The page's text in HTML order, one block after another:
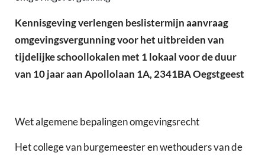
Kennisgeving verlengen beslistermijn aanvraag
omgevingsvergunning voor het uitbreiden van
tijdelijke schoollokalen met 1 lokaal voor de duur
van 10 jaar aan Apollolaan 1A, 2341BA Oegstgeest
Wet algemene bepalingen omgevingsrecht
Het college van burgemeester en wethouders van de